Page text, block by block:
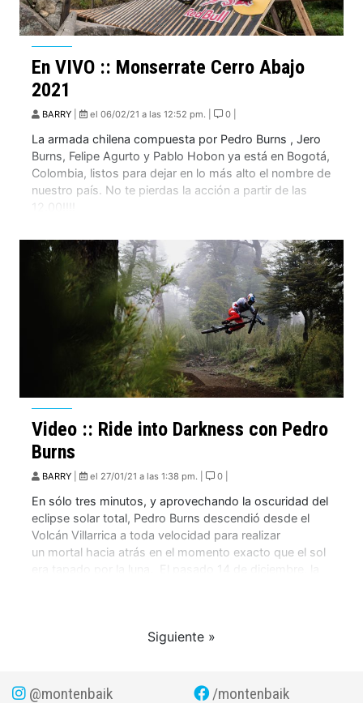
En VIVO :: Monserrate Cerro Abajo
2021
BARRY el 06/02/21 a las 12:52 pm. | 0 |
La armada chilena compuesta por Pedro Burns , Jero
Burns, Felipe Agurto y Pablo Hobon ya está en Bogotá,
Colombia, listos para dejar en lo más alto el nombre de
nuestro país. No te pierdas la acción a partir de las
12.00!!!!
Video :: Ride into Darkness con Pedro
Burns
BARRY el 27/01/21 a las 1:38 pm. | 0 |
En sólo tres minutos, y aprovechando la oscuridad del
eclipse solar total, Pedro Burns descendió desde el
Volcán Villarrica a toda velocidad para realizar
un mortal hacia atrás en el momento exacto que el sol
era tapado por la luna. El pasado 14 de diciembre, la
Siguiente »
@montenbaik /montenbaik